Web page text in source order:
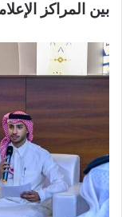
بين المراكز